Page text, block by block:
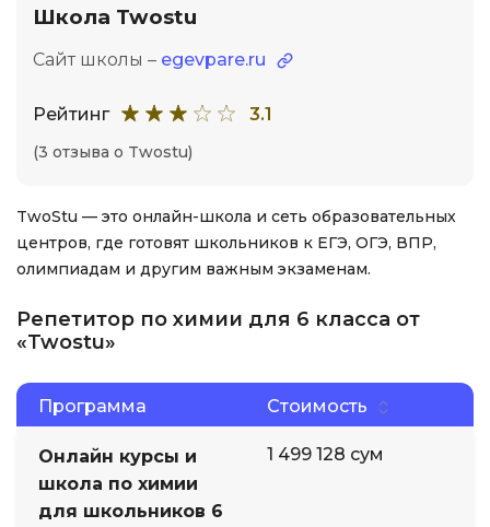
Школа Twostu
Сайт школы – egevpare.ru
Рейтинг 3.1
(3 отзыва о Twostu)
TwoStu — это онлайн-школа и сеть образовательных
центров, где готовят школьников к ЕГЭ, ОГЭ, ВПР,
олимпиадам и другим важным экзаменам.
Репетитор по химии для 6 класса от
«Twostu»
Программа Стоимость
Онлайн курсы и
школа по химии
для школьников 6
1 499 128 сум